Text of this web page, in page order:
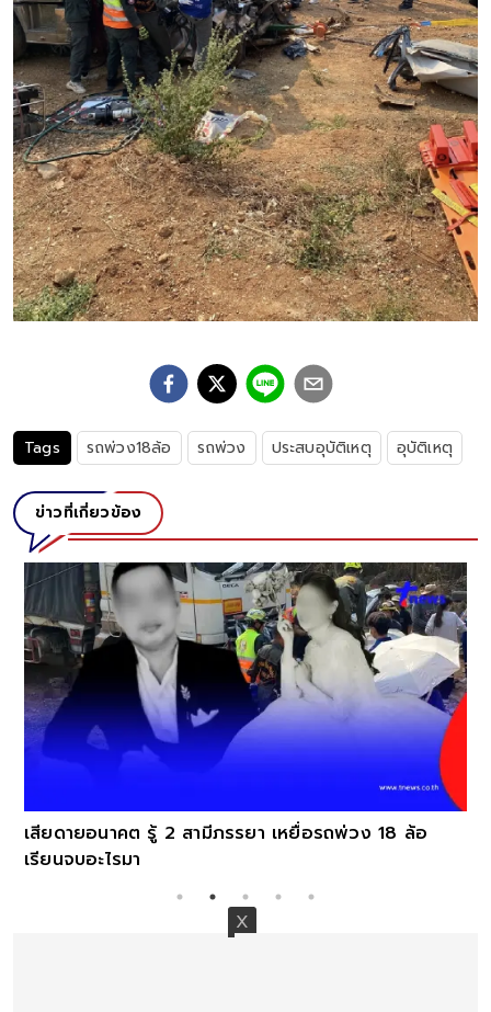
Tags รถพ่วง18ล้อ รถพ่วง ประสบอุบัติเหตุ อุบัติเหตุ
ข่าวที่เกี่ยวข้อง
เสียดายอนาคต รู้ 2 สามีภรรยา เหยื่อรถพ่วง 18 ล้อ
เรียนจบอะไรมา